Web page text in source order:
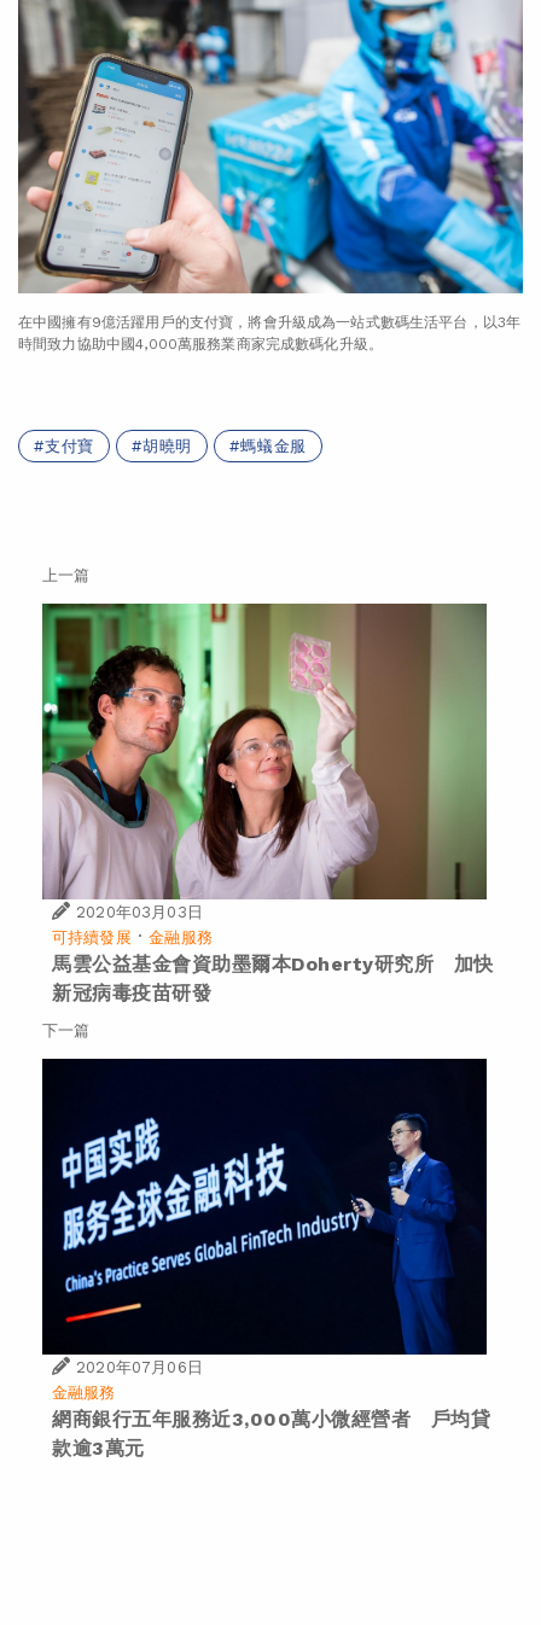
在中國擁有9億活躍用戶的支付寶，將會升級成為一站式數碼生活平台，以3年
時間致力協助中國4,000萬服務業商家完成數碼化升級。
支付寶 胡曉明 螞蟻金服
上一篇
2020年03月03日
可持續發展 ·金融服務
馬雲公益基金會資助墨爾本Doherty研究所 加快
新冠病毒疫苗研發
下一篇
2020年07月06日
金融服務
網商銀行五年服務近3,000萬小微經營者 戶均貸
款逾3萬元